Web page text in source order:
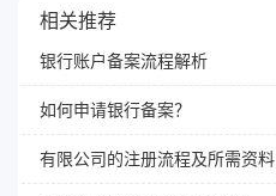
相关推荐
银行账户备案流程解析
如何申请银行备案？
有限公司的注册流程及所需资料